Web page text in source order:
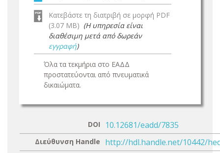
Κατεβάστε τη διατριβή σε μορφή PDF
(3.07 MB) (Η υπηρεσία είναι
διαθέσιμη μετά από δωρεάν
εγγραφή)
Όλα τα τεκμήρια στο ΕΑΔΔ
προστατεύονται από πνευματικά
δικαιώματα.
DOI 10.12681/eadd/7835
Διεύθυνση Handle http://hdl.handle.net/10442/